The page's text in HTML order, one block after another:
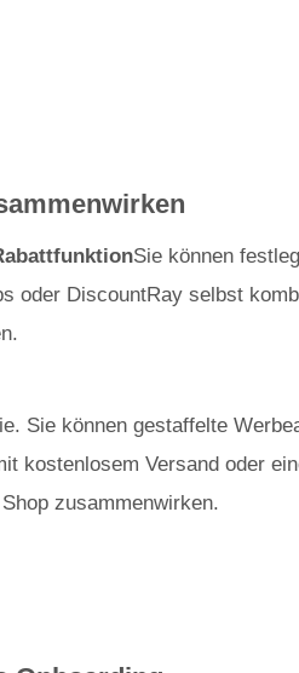
Sie können
oder DiscountRay selbst
Sie können gestaffelte
kostenlosem Versand oder
zusammenwirken.